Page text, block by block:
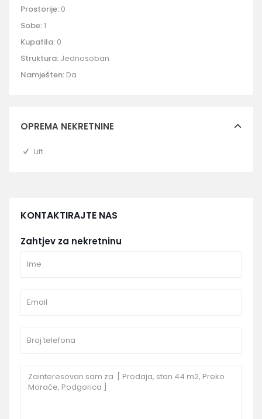
Prostorije: 0
Sobe:1
Kupatila: 0
Struktura: Jednosoban
Namješten: Da
OPREMA NEKRETNINE
Lift
KONTAKTIRAJTE NAS
Zahtjev za nekretninu